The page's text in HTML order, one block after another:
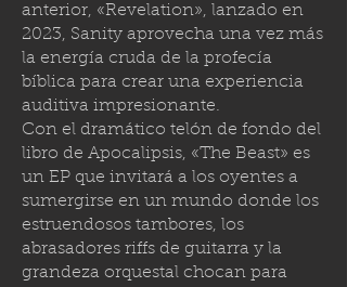
anterior, «Revelation», lanzado en
2023, Sanity aprovecha una vez más
la energía cruda de la profecía
bíblica para crear una experiencia
auditiva impresionante.
Con el dramático telón de fondo del
libro de Apocalipsis, «The Beast» es
un EP que invitará a los oyentes a
sumergirse en un mundo donde los
estruendosos tambores, los
abrasadores riffs de guitarra y la
grandeza orquestal chocan para